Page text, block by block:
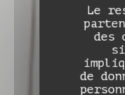
Le
des
de